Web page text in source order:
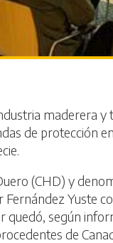
maderera
de protección
(CHD) y
Yuste
según
de